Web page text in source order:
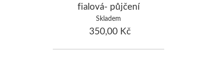
fialová- půjčení
Skladem
350,00 Kč